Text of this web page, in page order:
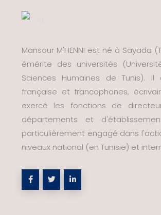
Mansour M'HENNI est né à Sayada
émérite des universités
Sciences Humaines de Tunis).
française et francophones,
exercé les fonctions de
départements et
particulièrement engagé dans
niveaux national (en Tunisie) et